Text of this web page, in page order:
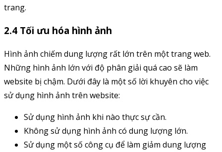
trang.
2.4 Tối ưu hóa hình ảnh
Hình ảnh chiếm dung lượng rất lớn trên một trang web.
Những hình ảnh lớn với độ phân giải quá cao sẽ làm
website bị chậm. Dưới đây là một số lời khuyên cho việc
sử dụng hình ảnh trên website:
Sử dụng hình ảnh khi nào thực sự cần.
Không sử dụng hình ảnh có dung lượng lớn.
Sử dụng một số công cụ để làm giảm dung lượng